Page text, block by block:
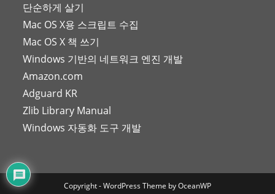
단순하게 살기
Mac OS X용 스크립트 수집
Mac OS X 책 쓰기
Windows 기반의 네트워크 엔진 개발
Amazon.com
Adguard KR
Zlib Library Manual
Windows 자동화 도구 개발
Copyright - WordPress Theme by OceanWP